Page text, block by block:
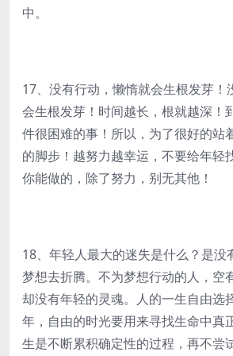
中。
17、没有行动，懒惰就会生根发芽！
会生根发芽！时间越长，根就越深！
件很困难的事！所以，为了很好的站
的脚步！越努力越幸运，不要给年轻
你能做的，除了努力，别无其他！
18、年轻人最大的迷失是什么？是没
梦想去折腾。不为梦想行动的人，空
却没有年轻的灵魂。人的一生自由选
年，自由的时光要用来寻找生命中真
生是不断累积确定性的过程，再不尝